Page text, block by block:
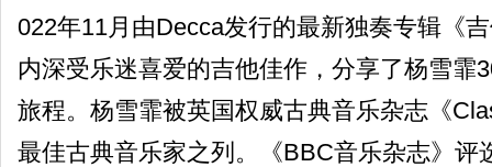
022年11月由Decca发行的最新独奏专辑《
内深受乐迷喜爱的吉他佳作，分享了杨雪霏
旅程。杨雪霏被英国权威古典音乐杂志《
最佳古典音乐家之列。《BBC音乐杂志》评